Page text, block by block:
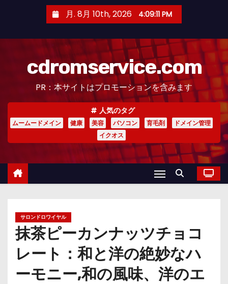
月. 8月 10th, 2026 4:09:12 PM
cdromservice.com
PR：本サイトはプロモーションを含みます
人気のタグ
ムームードメイン 健康 美容 パソコン 育毛剤
ドメイン管理
イクオス
サロンドロワイヤル
抹茶ピーカンナッツチョコ
レート：和と洋の絶妙なハ
ーモニー,和の風味、洋のエ